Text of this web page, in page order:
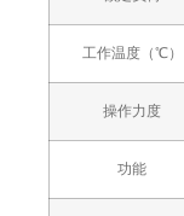
工作温度（℃）
操作力度
功能